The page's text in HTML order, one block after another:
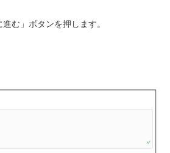
む」ボタンを押します。